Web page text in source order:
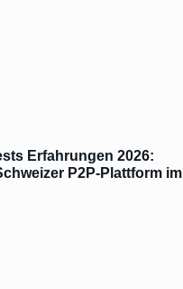
Erfahrungen 2026:
P2P-Plattform im